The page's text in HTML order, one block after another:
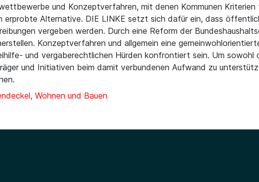
und Konzeptverfahren, mit denen Kommunen
erprobte Alternative. DIE LINKE setzt sich dafür ein, dass
vergeben werden. Durch eine Reform der
Konzeptverfahren und allgemein eine
und vergaberechtlichen Hürden konfrontiert sein. Um sowohl
und Initiativen beim damit verbundenen Aufwand zu
Wohnen und Bauen